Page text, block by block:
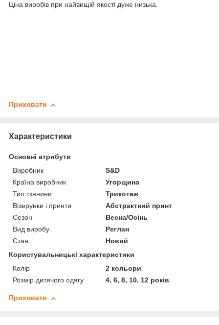
Ціна виробів при найвищій якості дуже низька.
Приховати
Характеристики
Основні атрибути
Виробник
S&D
Країна виробник
Угорщина
Тип тканини
Трикотаж
Візерунки і принти
Абстрактний принт
Сезон
Весна/Осінь
Вид виробу
Реглан
Стан
Новий
Користувальницькі характеристики
Колір
2 кольори
Розмір дитячого одягу
4, 6, 8, 10, 12 років
Приховати